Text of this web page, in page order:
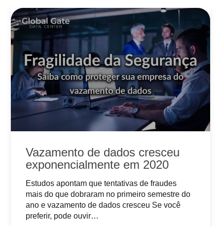
Vazamento de dados cresceu
exponencialmente em 2020
Estudos apontam que tentativas de fraudes
mais do que dobraram no primeiro semestre do
ano e vazamento de dados cresceu Se você
preferir, pode ouvir…